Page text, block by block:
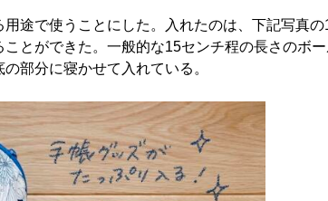
途で使うことにした。入れたのは、下記写真の
とができた。一般的な15センチ程の長さのボ
部分に寝かせて入れている。